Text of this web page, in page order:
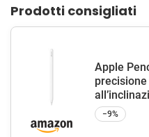
Prodotti consigliati
Apple
−9%